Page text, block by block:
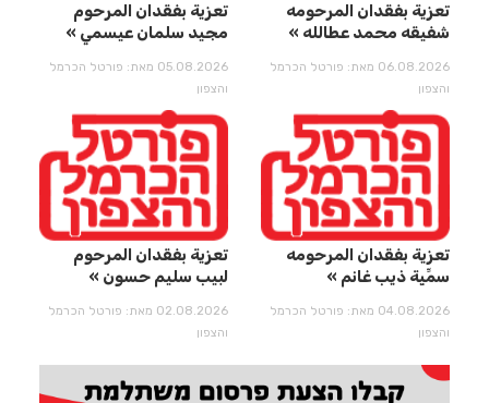
تعزية بفقدان المرحومه
شفيقه محمد عطالله
06.08.2026 מאת: פורטל הכרמל
והצפון
تعزية بفقدان المرحوم
مجيد سلمان عيسمي
05.08.2026 מאת: פורטל הכרמל
והצפון
تعزية بفقدان المرحومه
سمِّيِة ذيب غانم
04.08.2026 מאת: פורטל הכרמל
והצפון
تعزية بفقدان المرحوم
لبيب سليم حسون
02.08.2026 מאת: פורטל הכרמל
והצפון